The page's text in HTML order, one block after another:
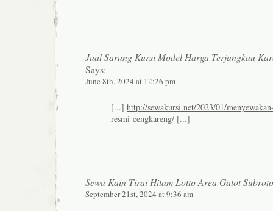
Jual Sarung Kursi Model Harga Terjangkau
Says:
June 8th, 2024 at 12:26 pm
[...] http://sewakursi.net/2023/01/
resmi-cengkareng/ [...]
Sewa Kain Tirai Hitam Lotto Area Gatot
September 21st, 2024 at 9:36 am